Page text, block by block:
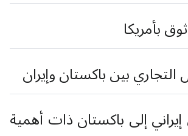
بأمريكا
التجاري بين باكستان وإيران
إلى باكستان ذات أهمية